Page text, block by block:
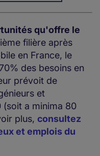
qu'offre le
filière après
en France, le
des besoins en
prévoit de
et
a minima 80
plus, consultez
et emplois du